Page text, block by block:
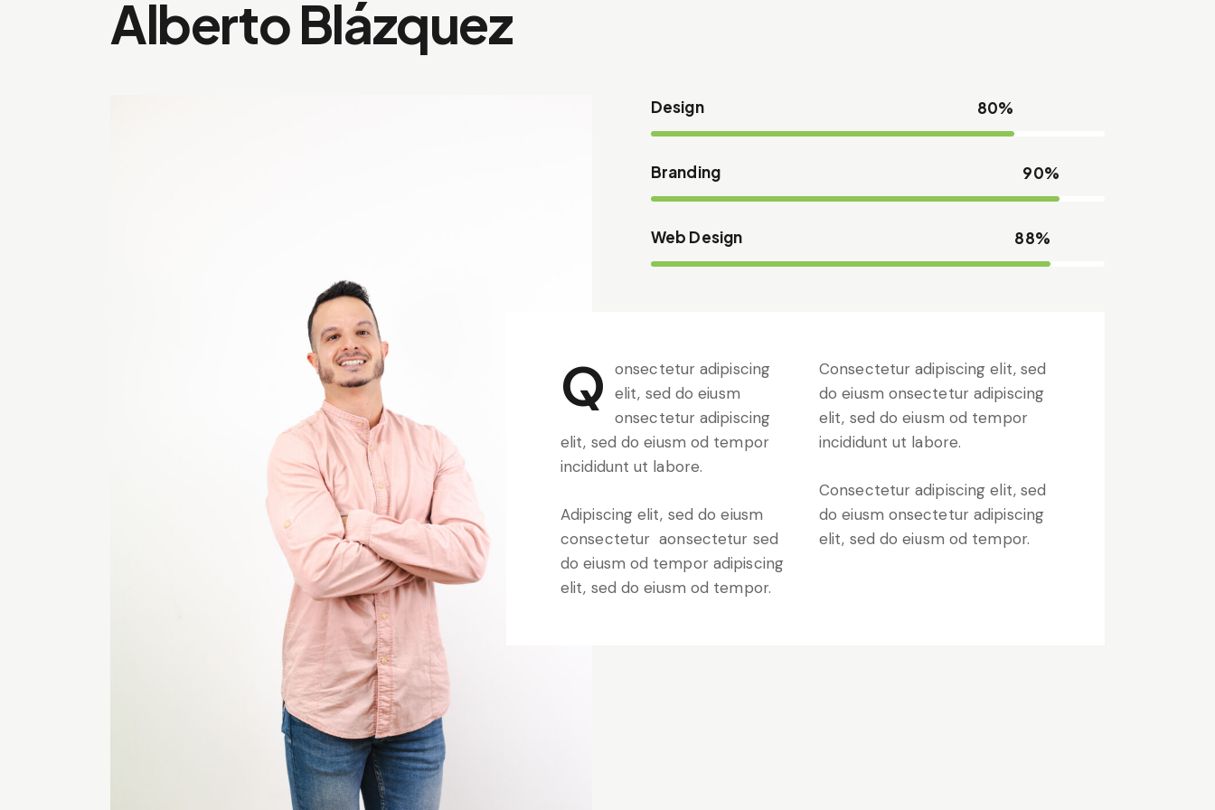
Alberto Blázquez
Design 80%
Branding 90%
Web Design 88%
Q onsectetur adipiscing
elit, sed do eiusm
onsectetur adipiscing
elit, sed do eiusm od tempor
incididunt ut labore.
Adipiscing elit, sed do eiusm
consectetur aonsectetur sed
do eiusm od tempor adipiscing
elit, sed do eiusm od tempor.
Consectetur adipiscing elit, sed
do eiusm onsectetur adipiscing
elit, sed do eiusm od tempor
incididunt ut labore.
Consectetur adipiscing elit, sed
do eiusm onsectetur adipiscing
elit, sed do eiusm od tempor.